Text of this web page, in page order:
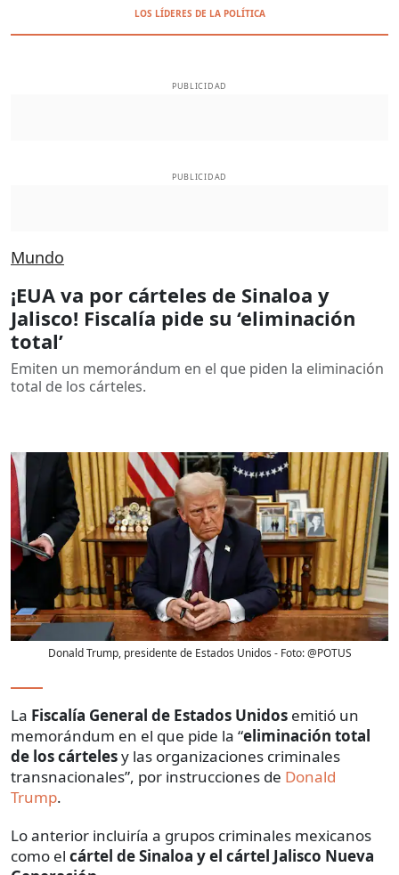
LOS LÍDERES DE LA POLÍTICA
PUBLICIDAD
PUBLICIDAD
Mundo
¡EUA va por cárteles de Sinaloa y
Jalisco! Fiscalía pide su ‘eliminación
total’
Emiten un memorándum en el que piden la eliminación
total de los cárteles.
Donald Trump, presidente de Estados Unidos - Foto:@POTUS
La Fiscalía General de Estados Unidos emitió un
memorándum en el que pide la “eliminación total
de los cártelesy las organizaciones criminales
transnacionales”, por instrucciones de Donald
Trump.
Lo anterior incluiría a grupos criminales mexicanos
como el cártel de Sinaloa y el cártel Jalisco Nueva